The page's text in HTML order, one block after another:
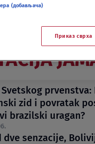
Svetskog prvenstva:
zid i povratak
brazilski uragan?
dve senzacije,
(добављача)
Приказ сврха